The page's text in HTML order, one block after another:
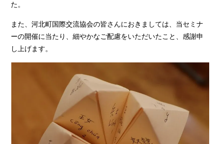
た。
また、河北町国際交流協会の皆さんにおきましては、当セミナ
ーの開催に当たり、細やかなご配慮をいただいたこと、感謝申
し上げます。